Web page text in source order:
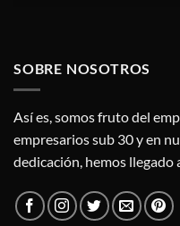
SOBRE NOSOTROS
Así es, somos fruto del
empresarios sub 30 y en
dedicación, hemos llegado